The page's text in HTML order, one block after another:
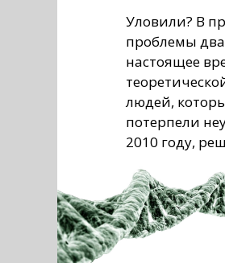
Уловили? В
проблемы
настоящее
людей,
потерпели
2010 году,